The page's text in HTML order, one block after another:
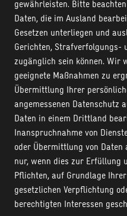
gewährleisten. Bitte
Daten, die im Ausland
Gesetzen unterliegen und
Gerichten, Strafverfolgungs-
zugänglich sein können. Wir
geeignete Maßnahmen zu
Übermittlung Ihrer
angemessenen Datenschutz
Daten in einem Drittland
Inanspruchnahme von
oder Übermittlung von
nur, wenn dies zur Erfüllung
Pflichten, auf Grundlage
gesetzlichen Verpflichtung
berechtigten Interessen